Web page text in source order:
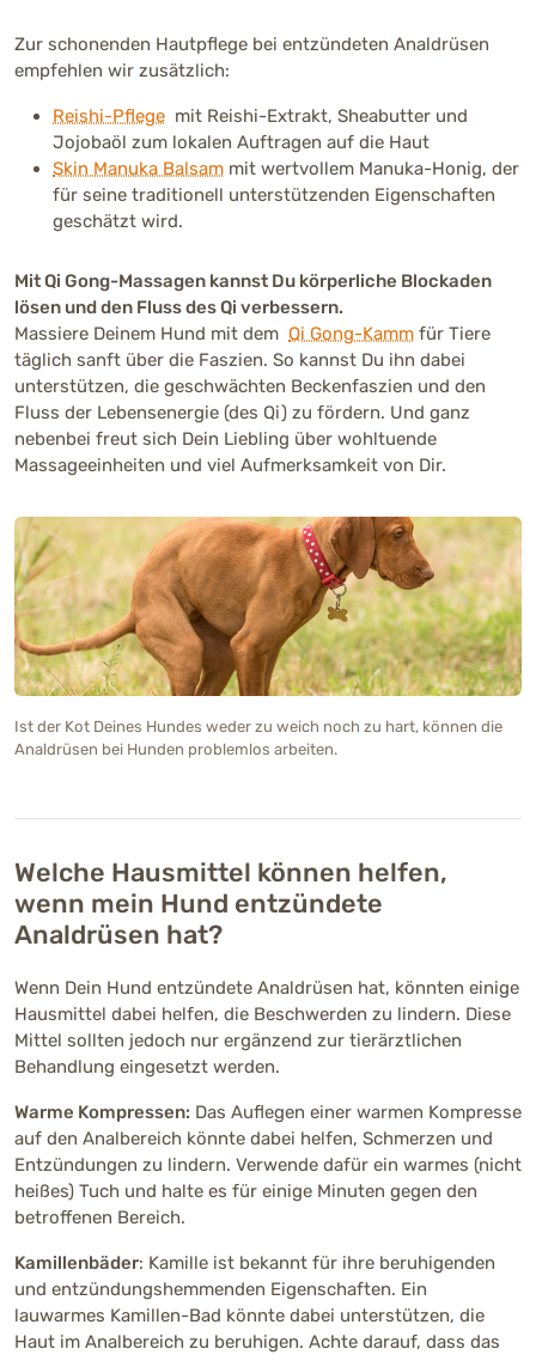
Zur schonenden Hautpflege bei entzündeten Analdrüsen
empfehlen wir zusätzlich:
Reishi-Pflege mit Reishi-Extrakt, Sheabutter und
Jojobaöl zum lokalen Auftragen auf die Haut
Skin Manuka Balsam mit wertvollem Manuka-Honig, der
für seine traditionell unterstützenden Eigenschaften
geschätzt wird.
Mit Qi Gong-Massagen kannst Du körperliche Blockaden
lösen und den Fluss des Qi verbessern.
Massiere Deinem Hund mit dem Qi Gong-Kamm für Tiere
täglich sanft über die Faszien. So kannst Du ihn dabei
unterstützen, die geschwächten Beckenfaszien und den
Fluss der Lebensenergie (des Qi) zu fördern. Und ganz
nebenbei freut sich Dein Liebling über wohltuende
Massageeinheiten und viel Aufmerksamkeit von Dir.
Ist der Kot Deines Hundes weder zu weich noch zu hart, können die
Analdrüsen bei Hunden problemlos arbeiten.
Welche Hausmittel können helfen,
wenn mein Hund entzündete
Analdrüsen hat?
Wenn Dein Hund entzündete Analdrüsen hat, könnten einige
Hausmittel dabei helfen, die Beschwerden zu lindern. Diese
Mittel sollten jedoch nur ergänzend zur tierärztlichen
Behandlung eingesetzt werden.
Warme Kompressen: Das Auflegen einer warmen Kompresse
auf den Analbereich könnte dabei helfen, Schmerzen und
Entzündungen zu lindern. Verwende dafür ein warmes (nicht
heißes) Tuch und halte es für einige Minuten gegen den
betroffenen Bereich.
Kamillenbäder: Kamille ist bekannt für ihre beruhigenden
und entzündungshemmenden Eigenschaften. Ein
lauwarmes Kamillen-Bad könnte dabei unterstützen, die
Haut im Analbereich zu beruhigen. Achte darauf, dass das